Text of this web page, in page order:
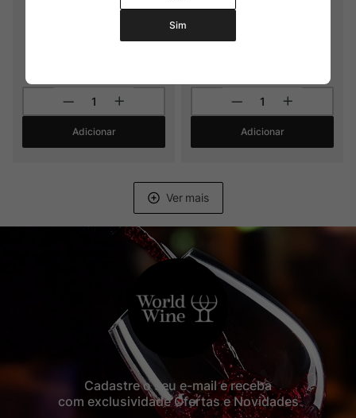
Adicionar Adicionar
Cadastre o seu e-mail e receba
com exclusividade Ofertas e Novidades
Sim